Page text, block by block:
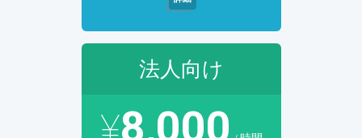
法人向け
8,000